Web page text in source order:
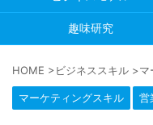
趣味研究
HOME >ビジネススキル >マ
マーケティングスキル 営